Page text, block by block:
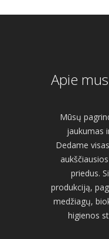
Apie mus
Mūsų
jaukumas
Dedame
priedus.
produkciją,
medžiagų,
higienos